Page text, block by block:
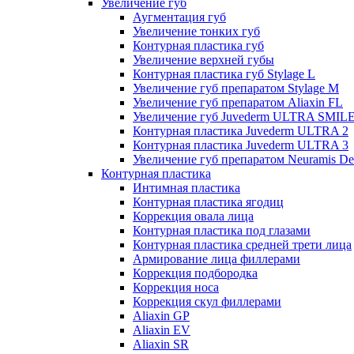
Увеличение губ
Аугментация губ
Увеличение тонких губ
Контурная пластика губ
Увеличение верхней губы
Контурная пластика губ Stylage L
Увеличение губ препаратом Stylage M
Увеличение губ препаратом Aliaxin FL
Увеличение губ Juvederm ULTRA
Контурная пластика Juvederm ULTRA 2
Контурная пластика Juvederm ULTRA 3
Увеличение губ препаратом Neuramis
Контурная пластика
Интимная пластика
Контурная пластика ягодиц
Коррекция овала лица
Контурная пластика под глазами
Контурная пластика средней трети лица
Армирование лица филлерами
Коррекция подбородка
Коррекция носа
Коррекция скул филлерами
Aliaxin GP
Aliaxin EV
Aliaxin SR